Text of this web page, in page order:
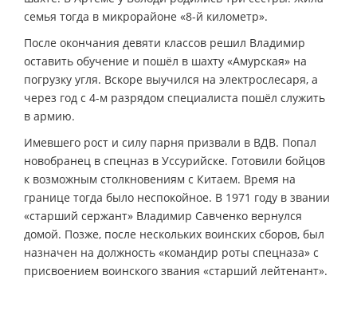
семья тогда в микрорайоне «8-й километр».
После окончания девяти классов решил Владимир
оставить обучение и пошёл в шахту «Амурская» на
погрузку угля. Вскоре выучился на электрослесаря, а
через год с 4-м разрядом специалиста пошёл служить
в армию.
Имевшего рост и силу парня призвали в ВДВ. Попал
новобранец в спецназ в Уссурийске. Готовили бойцов
к возможным столкновениям с Китаем. Время на
границе тогда было неспокойное. В 1971 году в звании
«старший сержант» Владимир Савченко вернулся
домой. Позже, после нескольких воинских сборов, был
назначен на должность «командир роты спецназа» с
присвоением воинского звания «старший лейтенант».